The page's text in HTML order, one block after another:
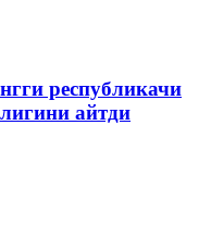
республикачи
айтди